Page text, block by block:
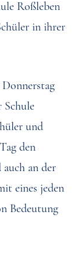
Roßleben
in ihrer
Schule
und
den
an der
eines jeden
Bedeutung